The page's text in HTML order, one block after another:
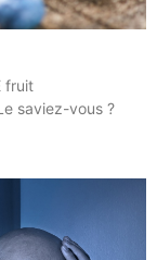
fruit
saviez-vous ?